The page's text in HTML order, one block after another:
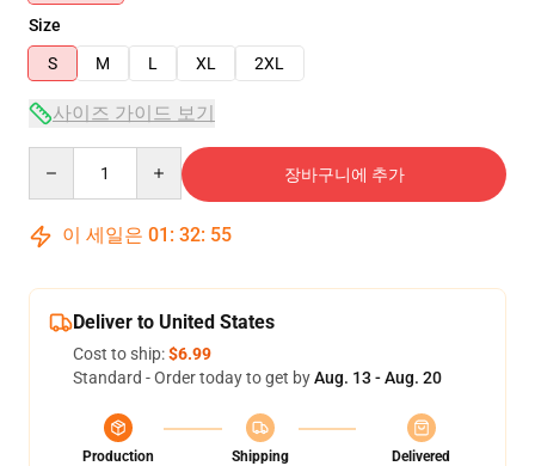
Size
S
M L XL 2XL
사이즈 가이드 보기
장바구니에 추가
이 세일은 01 : 32: 54
Deliver to United States
Cost to ship:$6.99
Standard - Order today to get byAug. 13 - Aug. 20
Production
Shipping
Delivered